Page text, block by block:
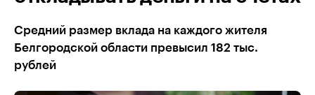
Средний размер вклада на каждого жителя
Белгородской области превысил 182 тыс.
рублей